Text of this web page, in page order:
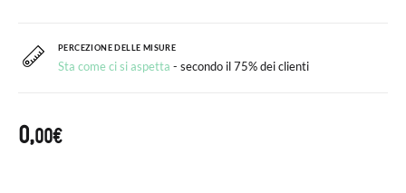
PERCEZIONE DELLE MISURE
Sta come ci si aspetta - secondo il 75% dei clienti
0,00€